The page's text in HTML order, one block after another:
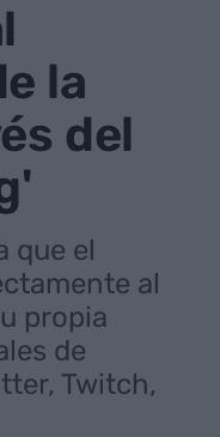
la
del
que el
al
propia
de
Twitch,